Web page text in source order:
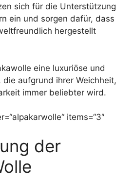
sich für die Unterstützung
ein und sorgen dafür, dass
hergestellt
eine luxuriöse und
die aufgrund ihrer Weichheit,
immer beliebter wird.
items=“3″
der